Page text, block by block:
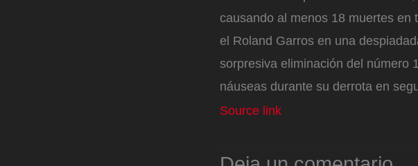
causando al menos 18 muertes
el Roland Garros en una
sorpresiva eliminación del número
náuseas durante su derrota en
Source link